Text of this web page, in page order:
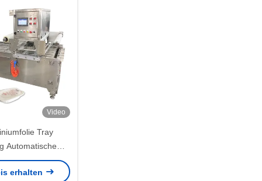
Video
Tray
Automatische
Technologie für
erhalten